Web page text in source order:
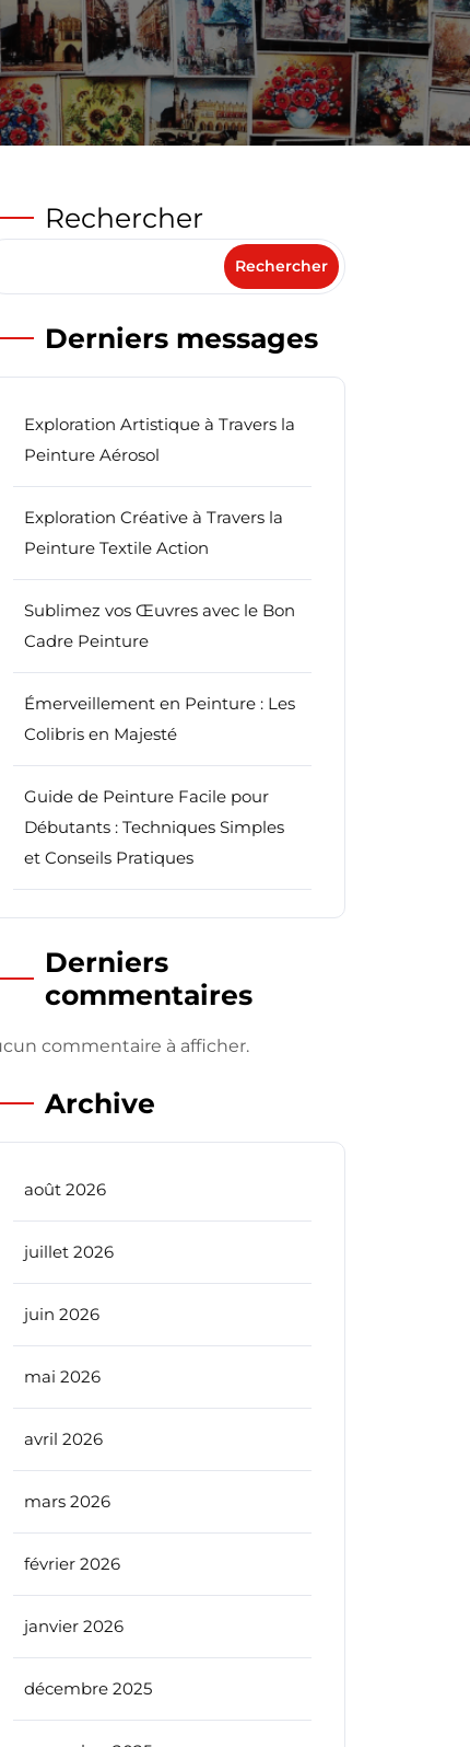
Rechercher
Rechercher
Derniers messages
Exploration Artistique à Travers la
Peinture Aérosol
Exploration Créative à Travers la
Peinture Textile Action
Sublimez vos Œuvres avec le Bon
Cadre Peinture
Émerveillement en Peinture : Les
Colibris en Majesté
Guide de Peinture Facile pour
Débutants : Techniques Simples
et Conseils Pratiques
Derniers
commentaires
commentaire à afficher.
Archive
août 2026
juillet 2026
juin 2026
mai 2026
avril 2026
mars 2026
février 2026
janvier 2026
décembre 2025